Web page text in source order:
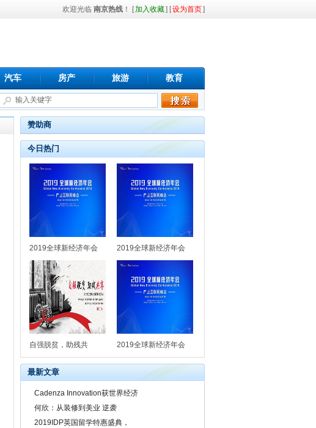
欢迎光临 南京热线 ！ [加入收藏] [设为首页]
汽车 房产 旅游 教育
赞助商
今日热门
2019全球新经济年会 2019全球新经济年会
自强脱贫，助残共 2019全球新经济年会
最新文章
Cadenza Innovation获世界经济
何欣：从装修到美业 逆袭
2019IDP英国留学特惠盛典，